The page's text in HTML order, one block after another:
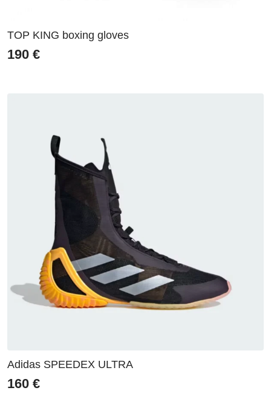
TOP KING boxing gloves
190 €
Adidas SPEEDEX ULTRA
160 €